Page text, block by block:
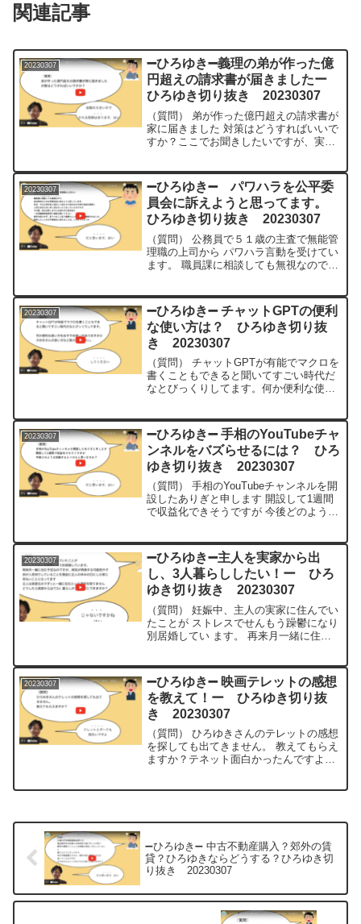
関連記事
20230307
➖ひろゆき➖義理の弟が作った億
円超えの請求書が届きましたー
ひろゆき切り抜き 20230307
（質問） 弟が作った億円超えの請求書が
家に届きました 対策はどうすればいいで
すか？ここでお聞きしたいですが、実家
弟が一緒にしなければならないなど、今
後どうして動いたらい...
20230307
➖ひろゆき➖ パワハラを公平委
員会に訴えようと思ってます。
ひろゆき切り抜き 20230307
（質問） 公務員で５１歳の主査で無能管
理職の上司から パワハラ言動を受けてい
ます。 職員課に相談しても無視なので、
をしに来たので 自分はその時の会話を録
音し 上司も...
20230307
➖ひろゆき➖ チャットGPTの便利
な使い方は？ ひろゆき切り抜
き 20230307
（質問） チャットGPTが有能でマクロを
書くこともできると聞いてすごい時代だ
なとびっくりしてます。何か便利な使い
ャットGPTですげえなと思ったのが家に
ある冷蔵庫の素...
20230307
➖ひろゆき➖ 手相のYouTubeチャ
ンネルをバズらせるには？ ひろ
ゆき切り抜き 20230307
（質問） 手相のYouTubeチャンネルを開
設したありぎと申します 開設して1週間
で収益化できそうですが 今後どのような
の手相わかんなかったとしても適当なこ
と言いますで...
20230307
➖ひろゆき➖主人を実家から出
し、3人暮らししたい！ー ひろ
ゆき切り抜き 20230307
（質問） 妊娠中、主人の実家に住んでい
たことが ストレスでせんもう躁鬱になり
別居婚してい ます。 再来月一緒に住む
人の休みの日にしか家に来 ないことにな
ってます 主人...
20230307
➖ひろゆき➖ 映画テレットの感想
を教えて！ー ひろゆき切り抜
き 20230307
（質問） ひろゆきさんのテレットの感想
を探しても出てきません。 教えてもらえ
ますか？テネット面白かったんですよね
➖ひろゆき➖ 中古不動産購入？郊外の賃
貸？ひろゆきならどうする？ひろゆき切
り抜き 20230307